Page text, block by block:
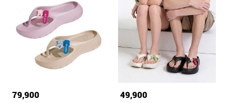
79,900 49,900